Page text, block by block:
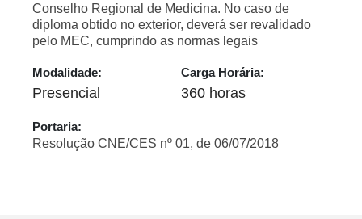
Conselho Regional de Medicina. No caso de
diploma obtido no exterior, deverá ser revalidado
pelo MEC, cumprindo as normas legais
Modalidade:
Presencial
Carga Horária:
360 horas
Portaria:
Resolução CNE/CES nº 01, de 06/07/2018